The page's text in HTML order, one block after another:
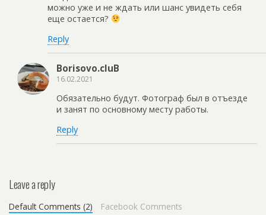
можно уже и не ждать или шанс увидеть себя
еще остается?
Reply
Borisovo.cluB
16.02.2021
Обязательно будут. Фотограф был в отъезде
и занят по основному месту работы.
Reply
Leave a reply
Default Comments (2) Facebook Comments